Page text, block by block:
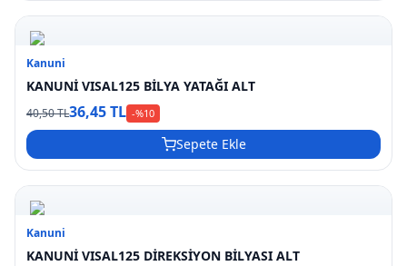
Kanuni
KANUNİ VISAL125 BİLYA YATAĞI ALT
40,50 TL36,45 TL -%10
Sepete Ekle
Kanuni
KANUNİ VISAL125 DİREKSİYON BİLYASI ALT